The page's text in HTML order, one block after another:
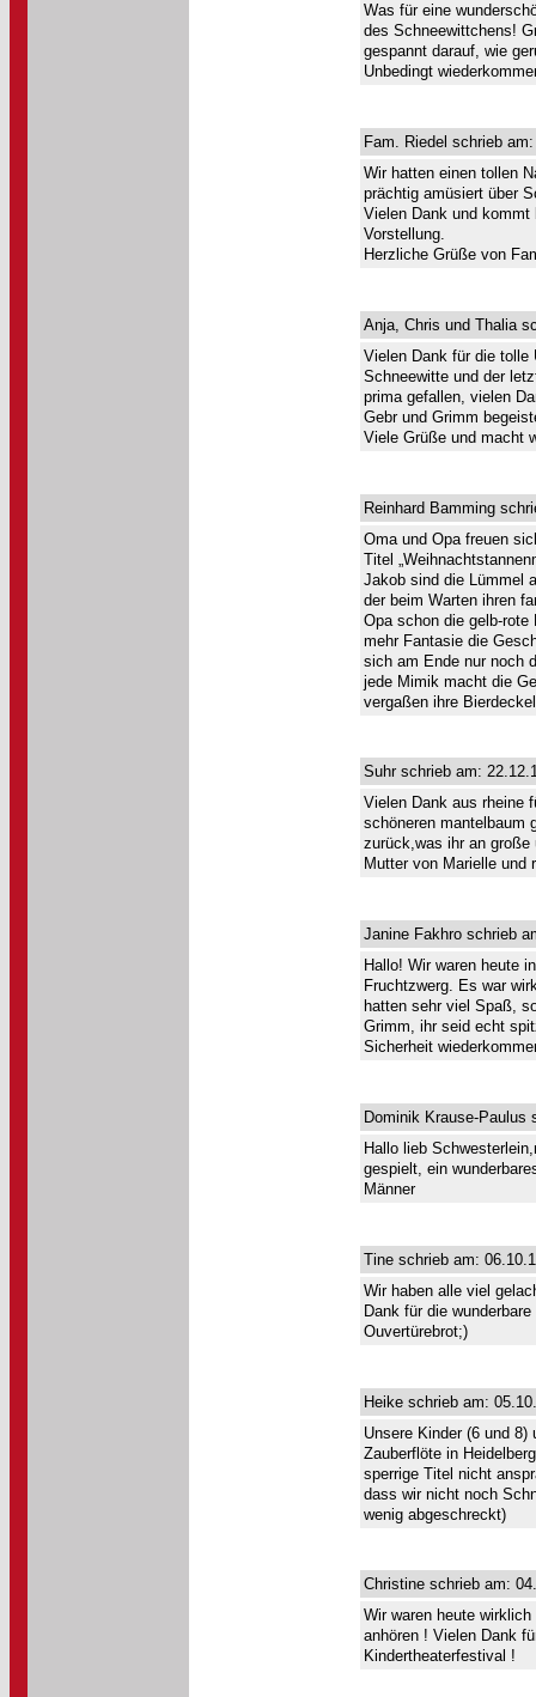
Was für eine
des Schneewittchens!
gespannt darauf, wie
Unbedingt
Fam. Riedel schrieb
Wir hatten einen tollen
prächtig amüsiert über
Vielen Dank und
Vorstellung.
Herzliche Grüße von
Anja, Chris und Thalia
Vielen Dank für die tolle
Schneewitte und der
prima gefallen, vielen
Gebr und Grimm
Viele Grüße und macht
Reinhard Bamming
Oma und Opa freuen
Titel
Jakob sind die Lümmel
der beim Warten ihren
Opa schon die gelb-
mehr Fantasie die
sich am Ende nur noch
jede Mimik macht die
vergaßen ihre
Suhr schrieb am:
Vielen Dank aus rheine
schöneren mantelbaum
zurück,was ihr an
Mutter von Marielle und
Janine Fakhro schrieb
Hallo! Wir waren heute
Fruchtzwerg. Es war
hatten sehr viel Spaß,
Grimm, ihr seid echt
Sicherheit
Dominik Krause-Paulus
Hallo lieb
gespielt, ein
Männer
Tine schrieb am:
Wir haben alle viel
Dank für die
Ouvertürebrot;)
Heike schrieb am:
Unsere Kinder (6 und
Zauberflöte in
sperrige Titel nicht
dass wir nicht noch
wenig abgeschreckt)
Christine schrieb am:
Wir waren heute
anhören ! Vielen Dank
Kindertheaterfestival !